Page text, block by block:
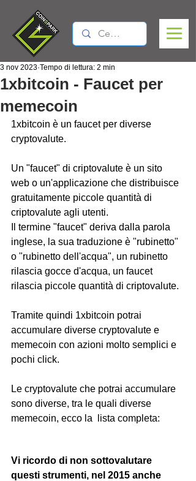
1xbitcoin - Faucet per
memecoin
3 nov 2023 Tempo di lettura: 2 min
1xbitcoin è un faucet per diverse
cryptovalute.
Un "faucet" di criptovalute è un sito
web o un'applicazione che distribuisce
gratuitamente piccole quantità di
criptovalute agli utenti.
Il termine "faucet" deriva dalla parola
inglese, la sua traduzione è "rubinetto"
o "rubinetto dell'acqua", un rubinetto
rilascia gocce d'acqua, un faucet
rilascia piccole quantità di criptovalute.
Tramite quindi 1xbitcoin potrai
accumulare diverse cryptovalute e
memecoin con azioni molto semplici e
pochi click.
Le cryptovalute che potrai accumulare
sono diverse, tra le quali diverse
memecoin, ecco la  lista completa:
Vi ricordo di non sottovalutare
questi strumenti, nel 2015 anche